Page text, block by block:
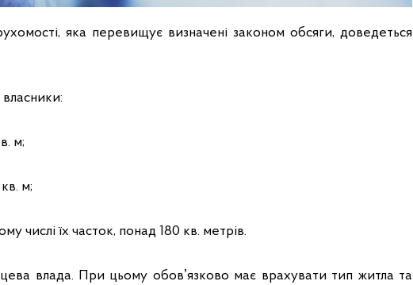
яка перевищує визначені законом обсяги, доведеться
м;
м;
числі їх часток, понад 180 кв. метрів.
влада. При цьому обовʼязково має врахувати тип житла та